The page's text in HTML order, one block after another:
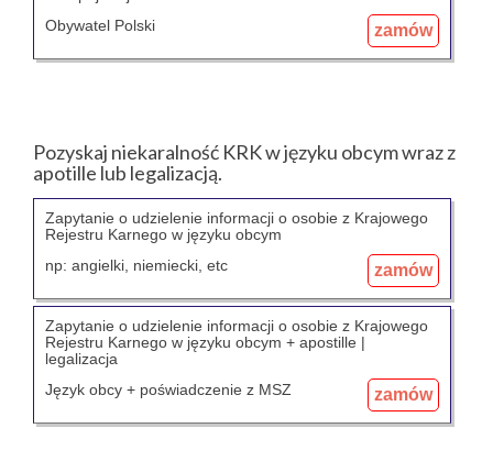
Obywatel Polski
zamów
Pozyskaj niekaralność KRK w języku obcym wraz z
apotille lub legalizacją.
Zapytanie o udzielenie informacji o osobie z Krajowego
Rejestru Karnego w języku obcym
np: angielki, niemiecki, etc
zamów
Zapytanie o udzielenie informacji o osobie z Krajowego
Rejestru Karnego w języku obcym + apostille |
legalizacja
Język obcy + poświadczenie z MSZ
zamów